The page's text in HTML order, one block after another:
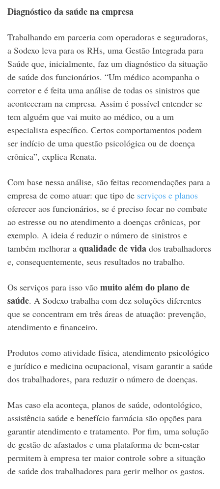
Diagnóstico da saúde na empresa
Trabalhando em parceria com operadoras e seguradoras,
a Sodexo leva para os RHs, uma Gestão Integrada para
Saúde que, inicialmente, faz um diagnóstico da situação
de saúde dos funcionários. “Um médico acompanha o
corretor e é feita uma análise de todas os sinistros que
aconteceram na empresa. Assim é possível entender se
tem alguém que vai muito ao médico, ou a um
especialista específico. Certos comportamentos podem
ser indício de uma questão psicológica ou de doença
crônica”, explica Renata.
Com base nessa análise, são feitas recomendações para a
empresa de como atuar: que tipo de serviços e planos
oferecer aos funcionários, se é preciso focar no combate
ao estresse ou no atendimento a doenças crônicas, por
exemplo. A ideia é reduzir o número de sinistros e
também melhorar a qualidade de vida dos trabalhadores
e, consequentemente, seus resultados no trabalho.
Os serviços para isso vão muito além do plano de
saúde. A Sodexo trabalha com dez soluções diferentes
que se concentram em três áreas de atuação: prevenção,
atendimento e financeiro.
Produtos como atividade física, atendimento psicológico
e jurídico e medicina ocupacional, visam garantir a saúde
dos trabalhadores, para reduzir o número de doenças.
Mas caso ela aconteça, planos de saúde, odontológico,
assistência saúde e benefício farmácia são opções para
garantir atendimento e tratamento. Por fim, uma solução
de gestão de afastados e uma plataforma de bem-estar
permitem à empresa ter maior controle sobre a situação
de saúde dos trabalhadores para gerir melhor os gastos.